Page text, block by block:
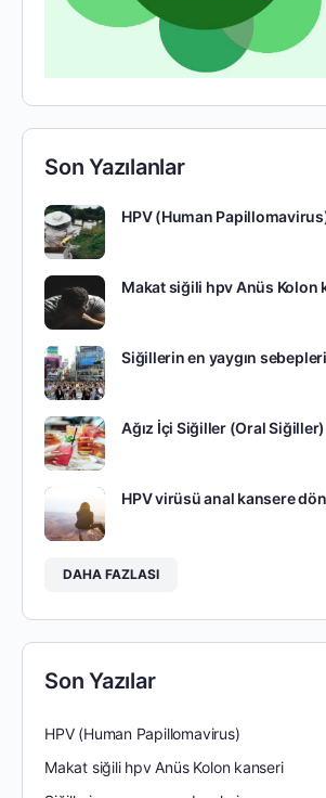
Son Yazılanlar
HPV (Human
Makat siğili hpv Anüs Kolon
Siğillerin en yaygın
Ağız İçi Siğiller (Oral Siğiller)
HPV virüsü anal kansere
DAHA FAZLASI
Son Yazılar
HPV (Human Papillomavirus)
Makat siğili hpv Anüs Kolon kanseri